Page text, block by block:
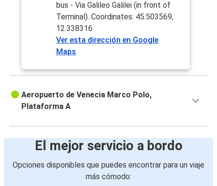
bus - Via Galileo Galilei (in front of
Terminal). Coordinates: 45.503569,
12.338316
Ver esta dirección en Google
Maps
Aeropuerto de Venecia Marco Polo,
Plataforma A
El mejor servicio a bordo
Opciones disponibles que puedes encontrar para un viaje
más cómodo: